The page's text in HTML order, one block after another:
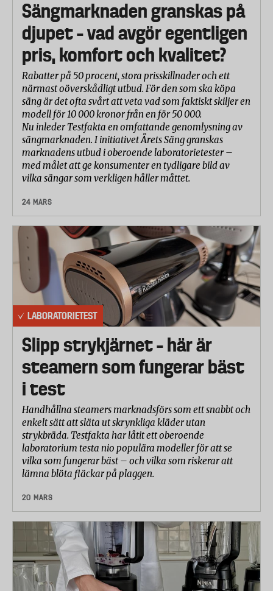
Sängmarknaden granskas på
djupet – vad avgör egentligen
pris, komfort och kvalitet?
Rabatter på 50 procent, stora prisskillnader och ett
närmast oöverskådligt utbud. För den som ska köpa
säng är det ofta svårt att veta vad som faktiskt skiljer en
modell för 10 000 kronor från en för 50 000.
Nu inleder Testfakta en omfattande genomlysning av
sängmarknaden. I initiativet Årets Säng granskas
marknadens utbud i oberoende laboratorietester –
med målet att ge konsumenter en tydligare bild av
vilka sängar som verkligen håller måttet.
24 MARS
LABORATORIETEST
Slipp strykjärnet – här är
steamern som fungerar bäst
i test
Handhållna steamers marknadsförs som ett snabbt och
enkelt sätt att släta ut skrynkliga kläder utan
strykbräda. Testfakta har låtit ett oberoende
laboratorium testa nio populära modeller för att se
vilka som fungerar bäst – och vilka som riskerar att
lämna blöta fläckar på plaggen.
20 MARS